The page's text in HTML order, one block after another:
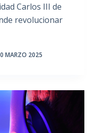
Carlos III de
revolucionar
MARZO 2025